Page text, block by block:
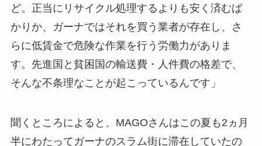
ど。正当にリサイクル処理するよりも安く済むば
かりか、ガーナではそれを買う業者が存在し、さ
らに低賃金で危険な作業を行う労働力がありま
す。先進国と貧困国の輸送費・人件費の格差で、
そんな不条理なことが起こっているんです」
聞くところによると、MAGOさんはこの夏も2ヵ月
半にわたってガーナのスラム街に滞在していたの